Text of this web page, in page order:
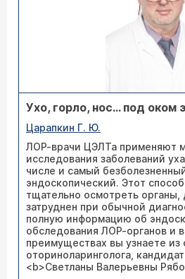
Ухо, горло, нос… под оком
Царапкин Г. Ю.
ЛОР-врачи ЦЭЛТа применяют
исследования заболеваний
числе и самый
эндоскопический. Этот
тщательно осмотреть
затруднен при обычной
полную информацию об
обследования ЛОР-органов и
преимуществах вы узнаете из
оториноларинголога,
<b>Светланы Валерьевны